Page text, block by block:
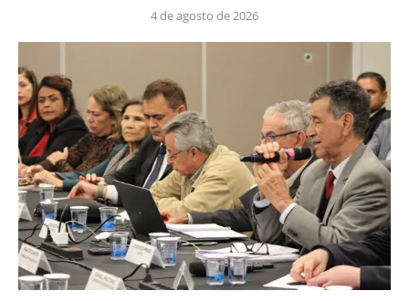
4 de agosto de 2026